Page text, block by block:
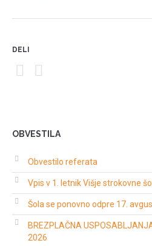
DELI
OBVESTILA
Obvestilo referata
Vpis v 1. letnik Višje strokovne
Šola se ponovno odpre 17.
BREZPLAČNA
2026